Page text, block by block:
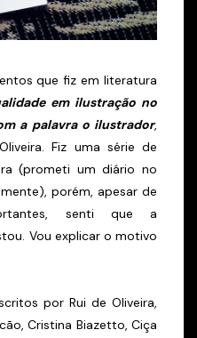
que fiz em literatura
em ilustração no
a palavra o ilustrador,
Fiz uma série de
(prometi um diário no
porém, apesar de
senti que a
Vou explicar o motivo
por Rui de Oliveira,
Cristina Biazetto, Ciça